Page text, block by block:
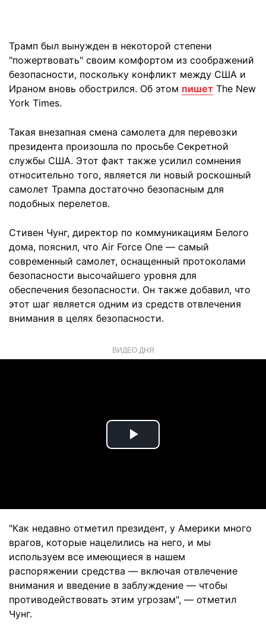
Трамп был вынужден в некоторой степени
"пожертвовать" своим комфортом из соображений
безопасности, поскольку конфликт между США и
Ираном вновь обострился. Об этом пишет The New
York Times.
Такая внезапная смена самолета для перевозки
президента произошла по просьбе Секретной
службы США. Этот факт также усилил сомнения
относительно того, является ли новый роскошный
самолет Трампа достаточно безопасным для
подобных перелетов.
Стивен Чунг, директор по коммуникациям Белого
дома, пояснил, что Air Force One — самый
современный самолет, оснащенный протоколами
безопасности высочайшего уровня для
обеспечения безопасности. Он также добавил, что
этот шаг является одним из средств отвлечения
внимания в целях безопасности.
ВИДЕО ДНЯ
Play
"Как недавно отметил президент, у Америки много
врагов, которые нацелились на него, и мы
используем все имеющиеся в нашем
распоряжении средства — включая отвлечение
внимания и введение в заблуждение — чтобы
противодействовать этим угрозам", — отметил
Чунг.